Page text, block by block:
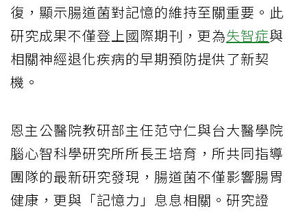
復，顯示腸道菌對記憶的維持至關重要。此
研究成果不僅登上國際期刊，更為失智症與
相關神經退化疾病的早期預防提供了新契
機。
恩主公醫院教研部主任范守仁與台大醫學院
腦心智科學研究所所長王培育，所共同指導
團隊的最新研究發現，腸道菌不僅影響腸胃
健康，更與「記憶力」息息相關。研究證